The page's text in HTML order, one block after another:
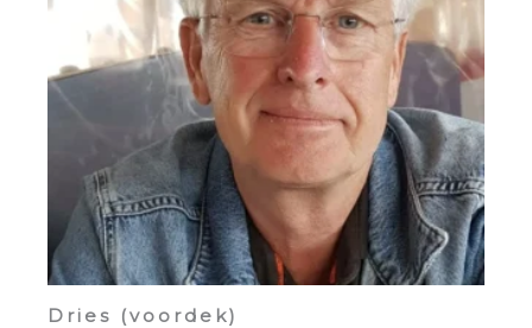
Dries (voordek)